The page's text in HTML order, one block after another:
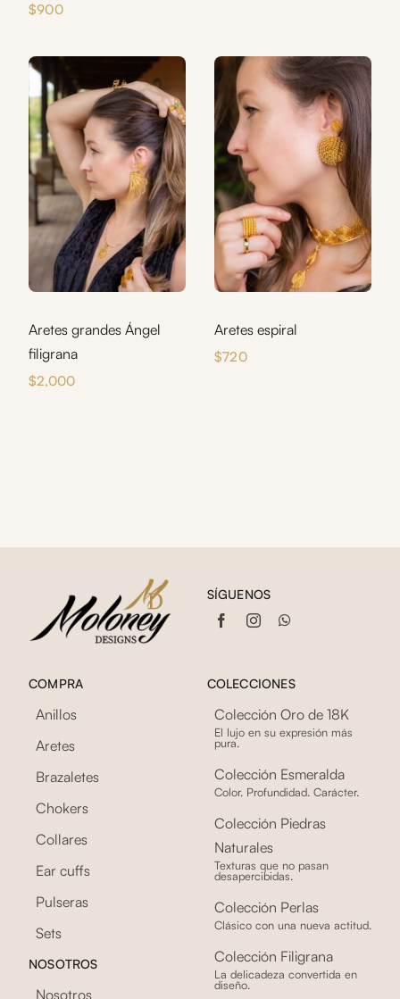
$900
Aretes grandes Ángel
filigrana
$2,000
Aretes espiral
$720
COMPRA
Anillos
Aretes
Brazaletes
Chokers
Collares
Ear cuffs
Pulseras
Sets
NOSOTROS
Nosotros
COLECCIONES
Colección Oro de 18K
El lujo en su expresión más
pura.
Colección Esmeralda
Color. Profundidad. Carácter.
Colección Piedras
Naturales
Texturas que no pasan
desapercibidas.
Colección Perlas
Clásico con una nueva actitud.
Colección Filigrana
La delicadeza convertida en
diseño.
SÍGUENOS